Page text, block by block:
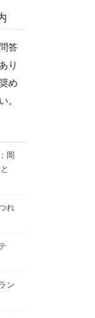
答
り
め
。
岡
れ
ン